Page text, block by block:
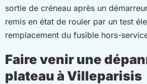
sortie de créneau après un
remis en état de rouler par un test
remplacement du fusible hors-
Faire venir une
plateau à Villeparisis